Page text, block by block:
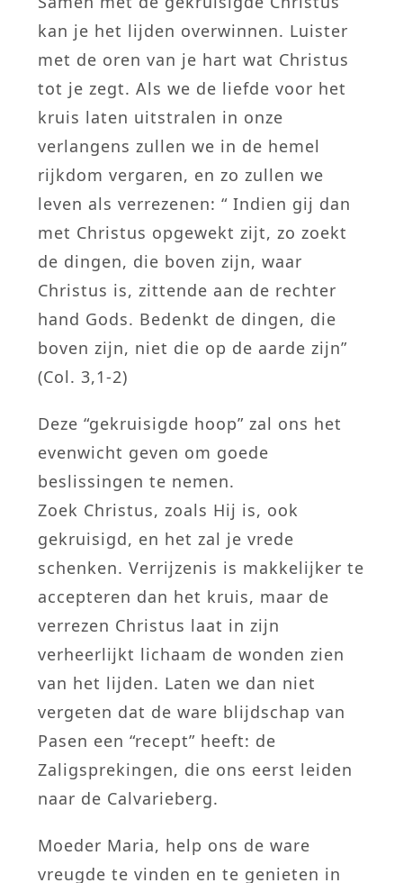
kan je het lijden overwinnen. Luister
met de oren van je hart wat Christus
tot je zegt. Als we de liefde voor het
kruis laten uitstralen in onze
verlangens zullen we in de hemel
rijkdom vergaren, en zo zullen we
leven als verrezenen: “ Indien gij dan
met Christus opgewekt zijt, zo zoekt
de dingen, die boven zijn, waar
Christus is, zittende aan de rechter
hand Gods. Bedenkt de dingen, die
boven zijn, niet die op de aarde zijn”
(Col. 3,1-2)
Deze “gekruisigde hoop” zal ons het
evenwicht geven om goede
beslissingen te nemen.
Zoek Christus, zoals Hij is, ook
gekruisigd, en het zal je vrede
schenken. Verrijzenis is makkelijker te
accepteren dan het kruis, maar de
verrezen Christus laat in zijn
verheerlijkt lichaam de wonden zien
van het lijden. Laten we dan niet
vergeten dat de ware blijdschap van
Pasen een “recept” heeft: de
Zaligsprekingen, die ons eerst leiden
naar de Calvarieberg.
Moeder Maria, help ons de ware
vreugde te vinden en te genieten in